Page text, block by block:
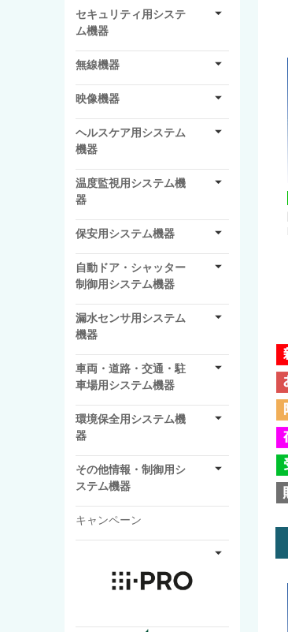
セキュリティ用システ
ム機器
無線機器
映像機器
ヘルスケア用システム
機器
温度監視用システム機
器
保安用システム機器
自動ドア・シャッター
制御用システム機器
漏水センサ用システム
機器
車両・道路・交通・駐
車場用システム機器
環境保全用システム機
器
その他情報・制御用シ
ステム機器
キャンペーン